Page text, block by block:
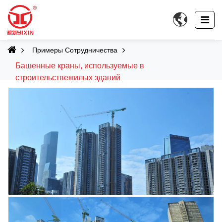

Примеры Сотрудничества
Башенные краны, используемые в
строительствежилых зданий